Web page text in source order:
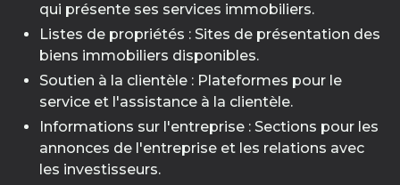
qui présente ses services immobiliers.
Listes de propriétés : Sites de présentation des
biens immobiliers disponibles.
Soutien à la clientèle : Plateformes pour le
service et l'assistance à la clientèle.
Informations sur l'entreprise : Sections pour les
annonces de l'entreprise et les relations avec
les investisseurs.